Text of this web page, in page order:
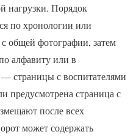
нагрузки. Порядок
по хронологии или
общей фотографии, затем
алфавиту или в
страницы с воспитателями
предусмотрена страница с
после всех
может содержать